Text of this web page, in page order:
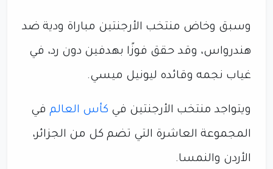
وسبق وخاض منتخب الأرجنتين مباراة ودية ضد
هندرواس، وقد حقق فوزًا بهدفين دون رد، في
غياب نجمه وقائده ليونيل ميسي.
ويتواجد منتخب الأرجنتين في كأس العالم في
المجموعة العاشرة التي تضم كل من الجزائر،
الأردن والنمسا.